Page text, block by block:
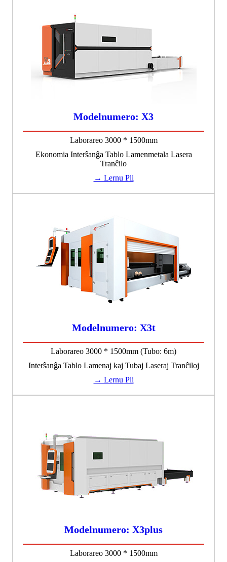
Modelnumero: X3
Laborareo 3000 * 1500mm
Ekonomia Interŝanĝa Tablo Lamenmetala Lasera
Tranĉilo
→ Lernu Pli
Modelnumero: X3t
Laborareo 3000 * 1500mm (Tubo: 6m)
Interŝanĝa Tablo Lamenaj kaj Tubaj Laseraj Tranĉiloj
→ Lernu Pli
Modelnumero: X3plus
Laborareo 3000 * 1500mm